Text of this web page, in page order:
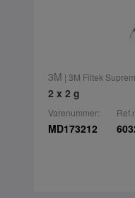
3M | 3M Filtek
2 x 2 g
Varenummer:
MD173212